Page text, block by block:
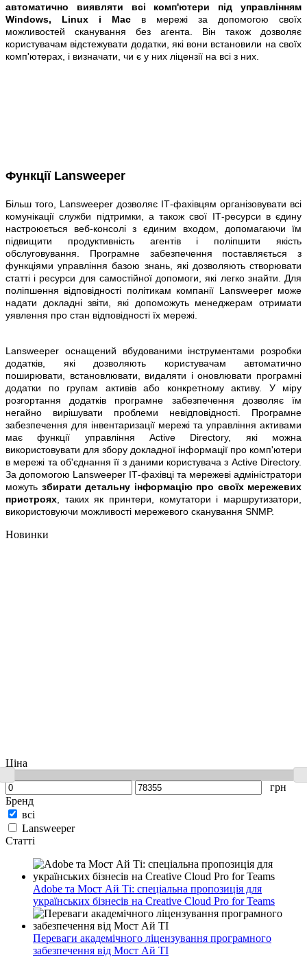
автоматично виявляти всі комп'ютери під управлінням
Windows, Linux і Mac в мережі за допомогою своїх
можливостей сканування без агента. Він також дозволяє
користувачам відстежувати додатки, які вони встановили на своїх
комп'ютерах, і визначати, чи є у них ліцензії на всі з них.
Функції Lansweeper
Більш того, Lansweeper дозволяє ІТ-фахівцям організовувати всі
комунікації служби підтримки, а також свої ІТ-ресурси в єдину
настроюється веб-консолі з єдиним входом, допомагаючи їм
підвищити продуктивність агентів і поліпшити якість
обслуговування. Програмне забезпечення поставляється з
функціями управління базою знань, які дозволяють створювати
статті і ресурси для самостійної допомоги, які легко знайти. Для
поліпшення відповідності політикам компанії Lansweeper може
надати докладні звіти, які допоможуть менеджерам отримати
уявлення про стан відповідності їх мережі.
Lansweeper оснащений вбудованими інструментами розробки
додатків, які дозволяють користувачам автоматично
поширювати, встановлювати, видаляти і оновлювати програмні
додатки по групам активів або конкретному активу. У міру
розгортання додатків програмне забезпечення дозволяє їм
негайно вирішувати проблеми невідповідності. Програмне
забезпечення для інвентаризації мережі та управління активами
має функції управління Active Directory, які можна
використовувати для збору докладної інформації про комп'ютери
в мережі та об'єднання її з даними користувача з Active Directory.
За допомогою Lansweeper ІТ-фахівці та мережеві адміністратори
можуть збирати детальну інформацію про своїх мережевих
пристроях , таких як принтери, комутатори і маршрутизатори,
використовуючи можливості мережевого сканування SNMP.
Новинки
Ціна
грн
Бренд
всі
Lansweeper
Статті
Adobe та Мост Ай Ті: спеціальна пропозиція для
українських бізнесів на Creative Cloud Pro for Teams
Переваги академічного ліцензування програмного
забезпечення від Мост Ай ТІ